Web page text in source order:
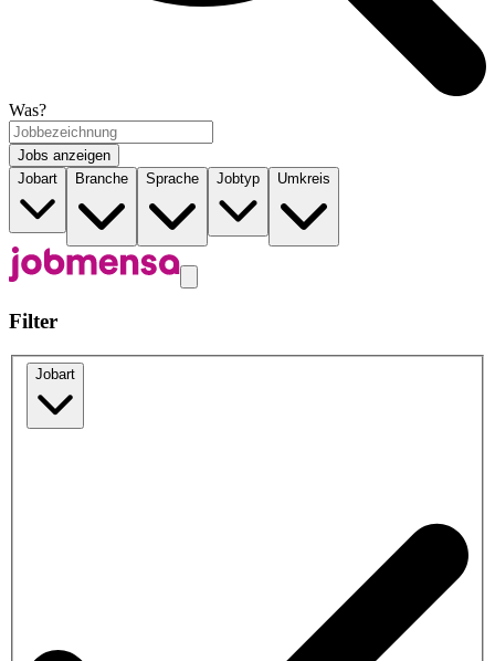
Was?
Jobs anzeigen
Jobart
Branche Sprache Jobtyp Umkreis
Filter
Jobart